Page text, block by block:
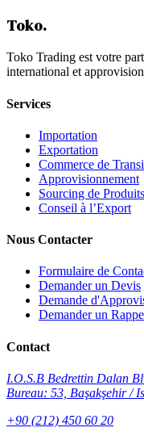
Toko.
Toko Trading est votre
international et
Services
Importation
Exportation
Commerce de
Approvisionnement
Sourcing de Produits
Conseil à l’Export
Nous Contacter
Formulaire de
Demander un Devis
Demande
Demander un
Contact
I.O.S.B Bedrettin Dalan
Bureau: 53, Başakşehir /
+90 (212) 450 60 20